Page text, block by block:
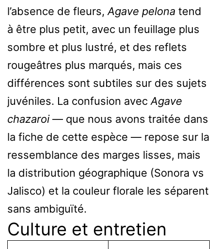
l’absence de fleurs, Agave pelona tend
à être plus petit, avec un feuillage plus
sombre et plus lustré, et des reflets
rougeâtres plus marqués, mais ces
différences sont subtiles sur des sujets
juvéniles. La confusion avec Agave
chazaroi— que nous avons traitée dans
la fiche de cette espèce — repose sur la
ressemblance des marges lisses, mais
la distribution géographique (Sonora vs
Jalisco) et la couleur florale les séparent
sans ambiguïté.
Culture et entretien